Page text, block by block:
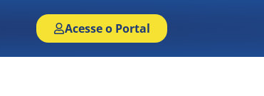
Acesse o Portal